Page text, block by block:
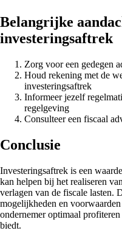
Belangrijke
investeringsaftrek
Zorg voor een gedegen
Houd rekening met de
investeringsaftrek
Informeer jezelf
regelgeving
Consulteer een fiscaal
Conclusie
Investeringsaftrek is een
kan helpen bij het realiseren
verlagen van de fiscale lasten.
mogelijkheden en
ondernemer optimaal
biedt.